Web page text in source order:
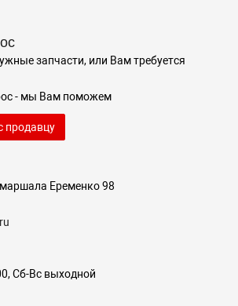
запчасти, или Вам требуется
- мы Вам поможем
продавцу
маршала Еременко 98
Сб-Вс выходной